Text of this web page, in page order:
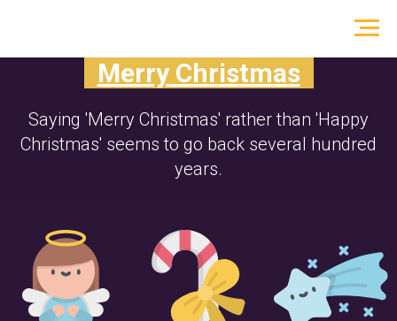
Merry Christmas
Saying 'Merry Christmas' rather than 'Happy
Christmas' seems to go back several hundred
years.